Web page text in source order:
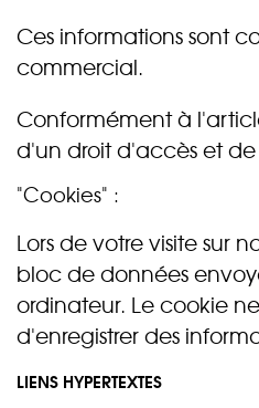
Ces informations sont
commercial.
Conformément à
d'un droit d'accès et
"Cookies" :
Lors de votre visite sur
bloc de données
ordinateur. Le cookie
d'enregistrer des
LIENS HYPERTEXTES